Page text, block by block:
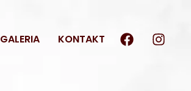
GALERIA KONTAKT